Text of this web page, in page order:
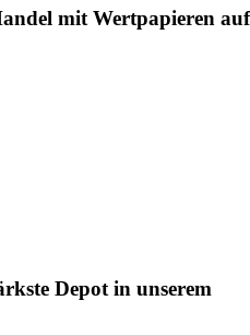
mit Wertpapieren auf
Depot in unserem